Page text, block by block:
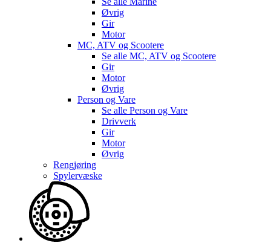
Øvrig
Gir
Motor
MC, ATV og Scootere
Se alle MC, ATV og Scootere
Gir
Motor
Øvrig
Person og Vare
Se alle Person og Vare
Drivverk
Gir
Motor
Øvrig
Rengjøring
Spylervæske